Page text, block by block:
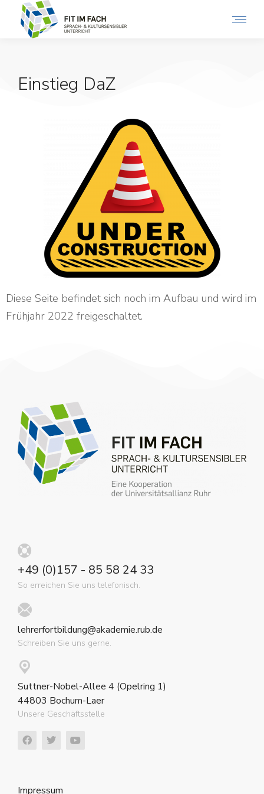
Einstieg DaZ
Diese Seite befindet sich noch im Aufbau und wird im
Frühjahr 2022 freigeschaltet.
+49 (0)157 - 85 58 24 33
So erreichen Sie uns telefonisch.
lehrerfortbildung@akademie.rub.de
Schreiben Sie uns gerne.
Suttner-Nobel-Allee 4 (Opelring 1)
44803 Bochum-Laer
Unsere Geschäftsstelle
Impressum